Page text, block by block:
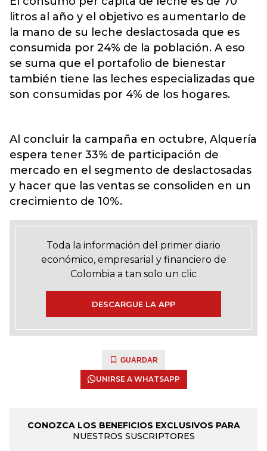
litros al año y el objetivo es aumentarlo de
la mano de su leche deslactosada que es
consumida por 24% de la población. A eso
se suma que el portafolio de bienestar
también tiene las leches especializadas que
son consumidas por 4% de los hogares.
Al concluir la campaña en octubre, Alquería
espera tener 33% de participación de
mercado en el segmento de deslactosadas
y hacer que las ventas se consoliden en un
crecimiento de 10%.
Toda la información del primer diario
económico, empresarial y financiero de
Colombia a tan solo un clic
DESCARGUE LA APP
GUARDAR
UNIRSE A WHATSAPP
CONOZCA LOS BENEFICIOS EXCLUSIVOS PARA
NUESTROS SUSCRIPTORES